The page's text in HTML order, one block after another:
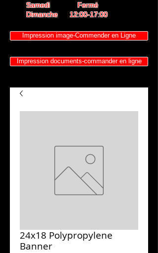
Samedi Fermé
Dimanche 12:00-17:00
Impression image-Commender en Ligne
Impression documents-commander en ligne
24x18 Polypropylene
Banner